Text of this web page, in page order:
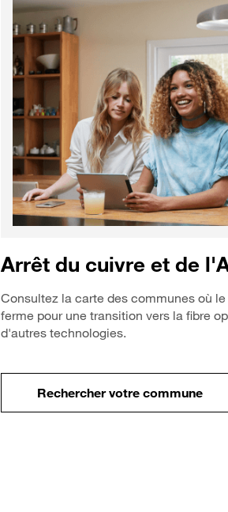
Arrêt du cuivre et de
Consultez la carte des communes où
ferme pour une transition vers la fibre
d'autres technologies.
Rechercher votre commune